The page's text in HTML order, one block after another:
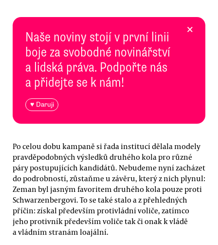
Naše noviny stojí v první linii
boje za svobodné novinářství
a lidská práva. Podpořte nás
a přidejte se k nám!
♥ Daruji
×
Po celou dobu kampaně si řada institucí dělala modely
pravděpodobných výsledků druhého kola pro různé
páry postupujících kandidátů. Nebudeme nyní zacházet
do podrobností, zůstaňme u závěru, který z nich plynul:
Zeman byl jasným favoritem druhého kola pouze proti
Schwarzenbergovi. To se také stalo a z přehledných
příčin: získal především protivládní voliče, zatímco
jeho protivník především voliče tak či onak k vládě
a vládním stranám loajální.